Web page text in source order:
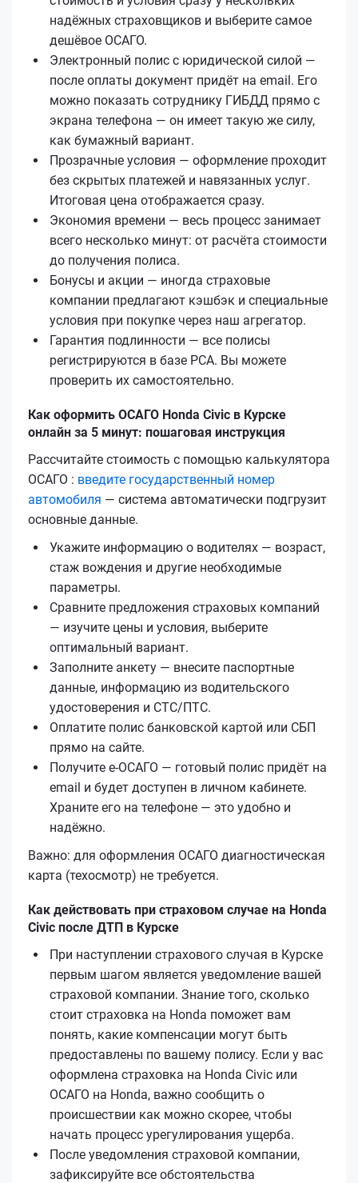
надёжных страховщиков и выберите самое
дешёвое ОСАГО.
Электронный полис с юридической силой —
после оплаты документ придёт на email. Его
можно показать сотруднику ГИБДД прямо с
экрана телефона — он имеет такую же силу,
как бумажный вариант.
Прозрачные условия — оформление проходит
без скрытых платежей и навязанных услуг.
Итоговая цена отображается сразу.
Экономия времени — весь процесс занимает
всего несколько минут: от расчёта стоимости
до получения полиса.
Бонусы и акции — иногда страховые
компании предлагают кэшбэк и специальные
условия при покупке через наш агрегатор.
Гарантия подлинности — все полисы
регистрируются в базе РСА. Вы можете
проверить их самостоятельно.
Как оформить ОСАГО Honda Civic в Курске
онлайн за 5 минут: пошаговая инструкция
Рассчитайте стоимость с помощью калькулятора
ОСАГО : введите государственный номер
автомобиля — система автоматически подгрузит
основные данные.
Укажите информацию о водителях — возраст,
стаж вождения и другие необходимые
параметры.
Сравните предложения страховых компаний
— изучите цены и условия, выберите
оптимальный вариант.
Заполните анкету — внесите паспортные
данные, информацию из водительского
удостоверения и СТС/ПТС.
Оплатите полис банковской картой или СБП
прямо на сайте.
Получите е‑ОСАГО — готовый полис придёт на
email и будет доступен в личном кабинете.
Храните его на телефоне — это удобно и
надёжно.
Важно: для оформления ОСАГО диагностическая
карта (техосмотр) не требуется.
Как действовать при страховом случае на Honda
Civic после ДТП в Курске
При наступлении страхового случая в Курске
первым шагом является уведомление вашей
страховой компании. Знание того, сколько
стоит страховка на Honda поможет вам
понять, какие компенсации могут быть
предоставлены по вашему полису. Если у вас
оформлена страховка на Honda Civic или
ОСАГО на Honda, важно сообщить о
происшествии как можно скорее, чтобы
начать процесс урегулирования ущерба.
После уведомления страховой компании,
зафиксируйте все обстоятельства